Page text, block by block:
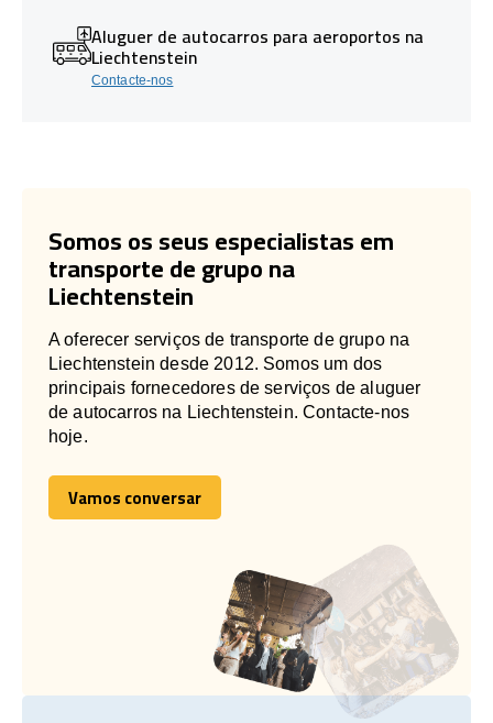
Aluguer de autocarros para aeroportos na
Liechtenstein
Contacte-nos
Somos os seus especialistas em
transporte de grupo na
Liechtenstein
A oferecer serviços de transporte de grupo na
Liechtenstein desde 2012. Somos um dos
principais fornecedores de serviços de aluguer
de autocarros na Liechtenstein. Contacte-nos
hoje.
Vamos conversar
Vamos conversar